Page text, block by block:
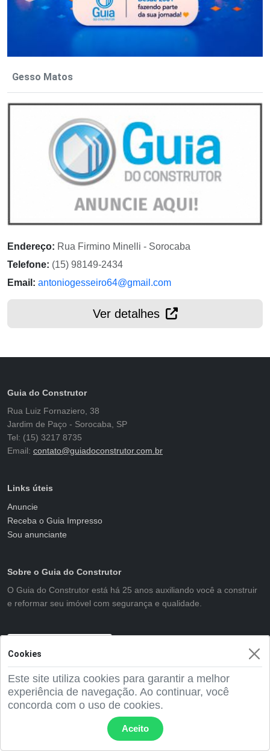
Gesso Matos
Endereço: Rua Firmino Minelli - Sorocaba
Telefone: (15) 98149-2434
Email: antoniogesseiro64@gmail.com
Ver detalhes
Guia do Construtor
Rua Luiz Fornaziero, 38
Jardim de Paço - Sorocaba, SP
Tel: (15) 3217 8735
Email: contato@guiadoconstrutor.com.br
Links úteis
Anuncie
Receba o Guia Impresso
Sou anunciante
Sobre o Guia do Construtor
O Guia do Construtor está há 25 anos auxiliando você a construir
e reformar seu imóvel com segurança e qualidade.
2001 - 2026 Guia do Construtor
Cookies
Este site utiliza cookies para garantir a melhor
experiência de navegação. Ao continuar, você
concorda com o uso de cookies.
Aceito